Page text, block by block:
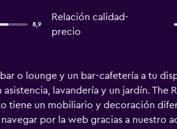
8,9
Relación calidad-
precio
o lounge y un bar-cafetería a tu
lavandería y un jardín. The
tiene un mobiliario y decoración
por la web gracias a nuestro